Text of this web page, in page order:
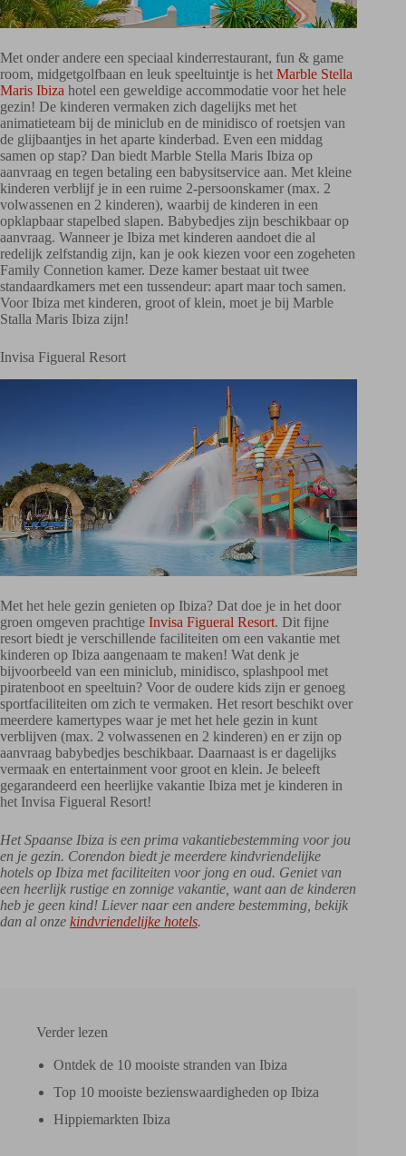
Met onder andere een speciaal kinderrestaurant, fun & game
room, midgetgolfbaan en leuk speeltuintje is het Marble Stella
Maris Ibiza hotel een geweldige accommodatie voor het hele
gezin! De kinderen vermaken zich dagelijks met het
animatieteam bij de miniclub en de minidisco of roetsjen van
de glijbaantjes in het aparte kinderbad. Even een middag
samen op stap? Dan biedt Marble Stella Maris Ibiza op
aanvraag en tegen betaling een babysitservice aan. Met kleine
kinderen verblijf je in een ruime 2-persoonskamer (max. 2
volwassenen en 2 kinderen), waarbij de kinderen in een
opklapbaar stapelbed slapen. Babybedjes zijn beschikbaar op
aanvraag. Wanneer je Ibiza met kinderen aandoet die al
redelijk zelfstandig zijn, kan je ook kiezen voor een zogeheten
Family Connetion kamer. Deze kamer bestaat uit twee
standaardkamers met een tussendeur: apart maar toch samen.
Voor Ibiza met kinderen, groot of klein, moet je bij Marble
Stalla Maris Ibiza zijn!
Invisa Figueral Resort
Met het hele gezin genieten op Ibiza? Dat doe je in het door
groen omgeven prachtige Invisa Figueral Resort. Dit fijne
resort biedt je verschillende faciliteiten om een vakantie met
kinderen op Ibiza aangenaam te maken! Wat denk je
bijvoorbeeld van een miniclub, minidisco, splashpool met
piratenboot en speeltuin? Voor de oudere kids zijn er genoeg
sportfaciliteiten om zich te vermaken. Het resort beschikt over
meerdere kamertypes waar je met het hele gezin in kunt
verblijven (max. 2 volwassenen en 2 kinderen) en er zijn op
aanvraag babybedjes beschikbaar. Daarnaast is er dagelijks
vermaak en entertainment voor groot en klein. Je beleeft
gegarandeerd een heerlijke vakantie Ibiza met je kinderen in
het Invisa Figueral Resort!
Het Spaanse Ibiza is een prima vakantiebestemming voor jou
en je gezin. Corendon biedt je meerdere kindvriendelijke
hotels op Ibiza met faciliteiten voor jong en oud. Geniet van
een heerlijk rustige en zonnige vakantie, want aan de kinderen
heb je geen kind! Liever naar een andere bestemming, bekijk
dan al onze kindvriendelijke hotels.
Verder lezen
Ontdek de 10 mooiste stranden van Ibiza
Top 10 mooiste bezienswaardigheden op Ibiza
Hippiemarkten Ibiza